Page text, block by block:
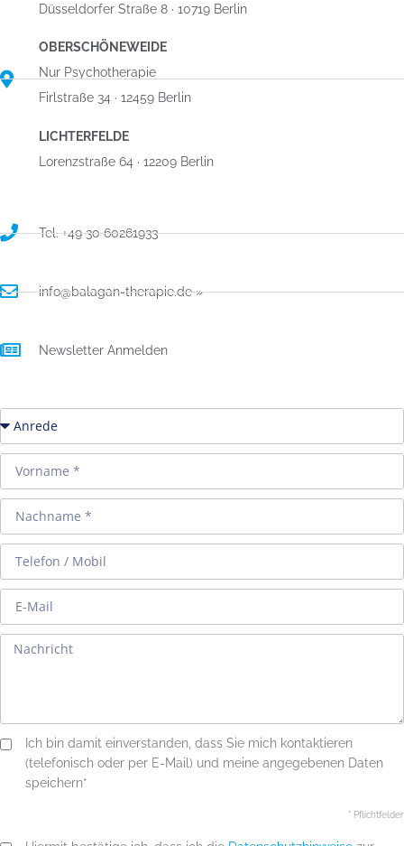
Düsseldorfer Straße 8 · 10719 Berlin
OBERSCHÖNEWEIDE
Nur Psychotherapie
Firlstraße 34 · 12459 Berlin
LICHTERFELDE
Lorenzstraße 64 · 12209 Berlin
Tel. +49 30 60261933
info@balagan-therapie.de »
Newsletter Anmelden
Ich bin damit einverstanden, dass Sie mich kontaktieren
(telefonisch oder per E-Mail) und meine angegebenen Daten
speichern*
* Pflichtfelder